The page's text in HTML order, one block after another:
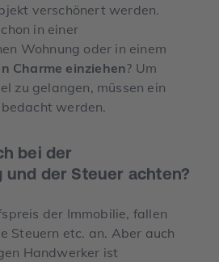
verschönert werden.
in einer
Wohnung oder in einem
Charme einziehen? Um
zu gelangen, müssen ein
werden.
bei der
und der Steuer achten?
der Immobilie, fallen
Steuern etc. an. Aber auch
Handwerker ist